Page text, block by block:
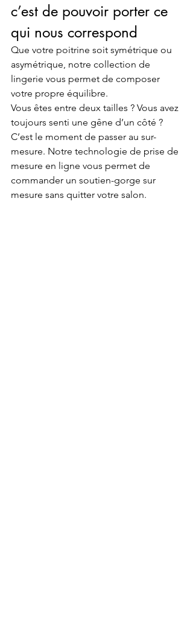
c’est de pouvoir porter ce
qui nous correspond
Que votre poitrine soit symétrique ou
asymétrique, notre collection de
lingerie vous permet de composer
votre propre équilibre.
Vous êtes entre deux tailles ? Vous avez
toujours senti une gêne d’un côté ?
C’est le moment de passer au sur-
mesure. Notre technologie de prise de
mesure en ligne vous permet de
commander un soutien-gorge sur
mesure sans quitter votre salon.